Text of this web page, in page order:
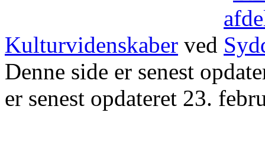
Kulturvidenskaber ved
Denne side er senest
er senest opdateret 23.